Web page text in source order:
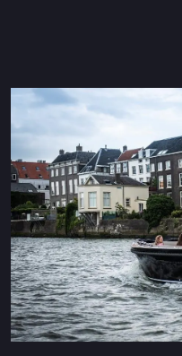
Maxima 620 MC Elektrisch
Maxima 630 Elektrisch
Maxima 720 retro Elektrisch
Maxima 820 retro Elektrisch
Maxima 650 Flying Lounge
Maxima 750 Flying Lounge
Alle Elektrischen modelle